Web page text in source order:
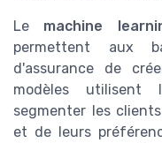
Le machine
permettent aux
d'assurance de
modèles utilisent
segmenter les
et de leurs